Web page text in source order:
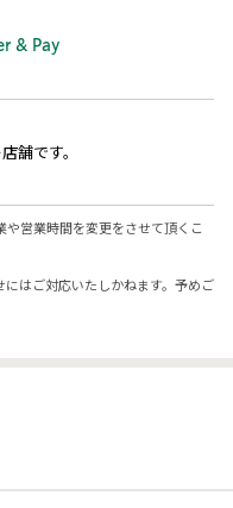
& Pay
舗です。
営業時間を変更をさせて頂くこ
はご対応いたしかねます。予めご